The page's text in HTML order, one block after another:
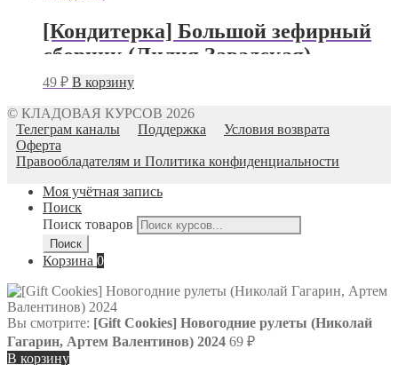
[Кондитерка] Большой зефирный
сборник (Лилия Завадская)
49 ₽ В корзину
© КЛАДОВАЯ КУРСОВ 2026
Телеграм каналы
Поддержка
Условия возврата
Оферта
Правообладателям и Политика конфиденциальности
Моя учётная запись
Поиск
Поиск товаров
Поиск
Корзина 0
Вы смотрите: [Gift Cookies] Новогодние рулеты (Николай
Гагарин, Артем Валентинов) 2024 69 ₽
В корзину